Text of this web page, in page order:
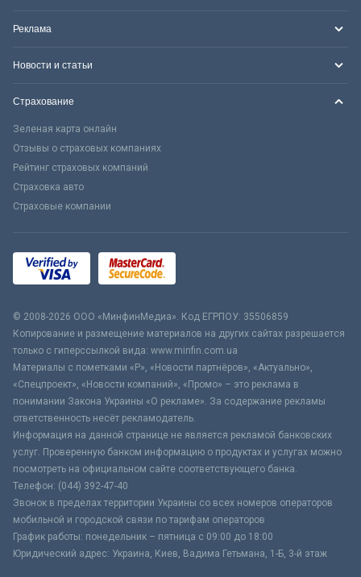
Реклама
Новости и статьи
Страхование
Зеленая карта онлайн
Отзывы о страховых компаниях
Рейтинг страховых компаний
Страховка авто
Страховые компании
© 2008-2026 ООО «МинфинМедиа». Код ЕГРПОУ: 35506859
Копирование и размещение материалов на других сайтах разрешается
только с гиперссылкой вида: www.minfin.com.ua
Материалы с пометками «Р», «Новости партнёров», «Актуально»,
«Спецпроект», «Новости компаний», «Промо» – это реклама в
понимании Закона Украины «О рекламе». За содержание рекламы
ответственность несёт рекламодатель.
Информация на данной странице не является рекламой банковских
услуг. Проверенную банком информацию о продуктах и услугах можно
посмотреть на официальном сайте соответствующего банка.
Телефон: (044) 392-47-40
Звонок в пределах территории Украины со всех номеров операторов
мобильной и городской связи по тарифам операторов
График работы: понедельник – пятница с 09:00 до 18:00
Юридический адрес: Украина, Киев, Вадима Гетьмана, 1-Б, 3-й этаж